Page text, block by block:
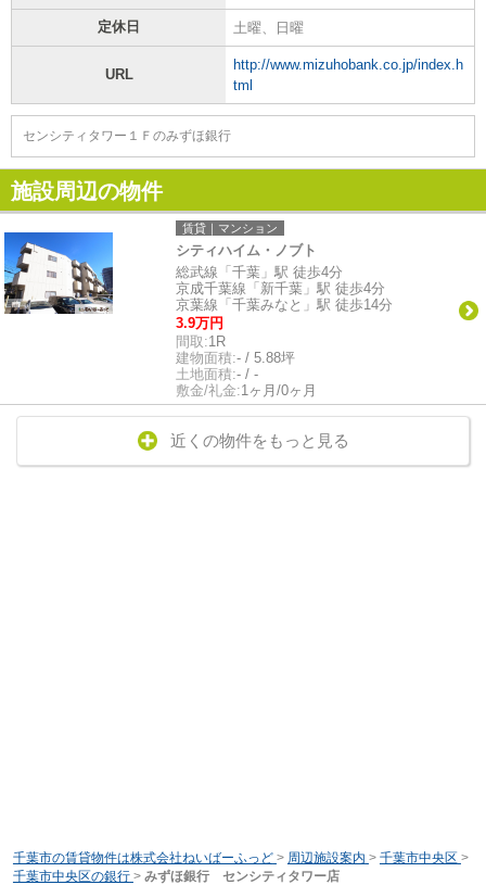
定休日 土曜、日曜
URL
http://www.mizuhobank.co.jp/index.h
tml
センシティタワー１Ｆのみずほ銀行
施設周辺の物件
賃貸｜マンション
シティハイム・ノブト
総武線「千葉」駅 徒歩4分
京成千葉線「新千葉」駅 徒歩4分
京葉線「千葉みなと」駅 徒歩14分
3.9万円
間取:1R
建物面積:- / 5.88坪
土地面積:- / -
敷金/礼金:1ヶ月/0ヶ月
近くの物件をもっと見る
千葉市の賃貸物件は株式会社ねいばーふっど > 周辺施設案内 > 千葉市中央区 >
千葉市中央区の銀行 > みずほ銀行 センシティタワー店